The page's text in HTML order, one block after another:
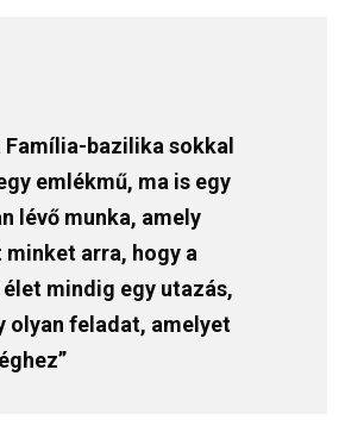
Família-bazilika sokkal
emlékmű, ma is egy
lévő munka, amely
arra, hogy a
mindig egy utazás,
olyan feladat, amelyet